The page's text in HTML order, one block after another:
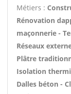
Métiers :
Rénovation
maçonnerie -
Réseaux
Plâtre
Isolation
Dalles béton -